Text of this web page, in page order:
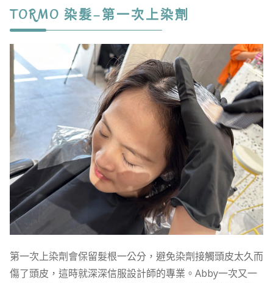
TORMO 染髮–第一次上染劑
第一次上染劑會保留髮根一公分，避免染劑接觸頭皮太久而
傷了頭皮，這時就深深信服設計師的專業。Abby一次又一